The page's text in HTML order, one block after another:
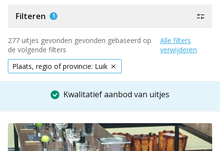
Filteren 1
277 uitjes gevonden gevonden gebaseerd op
de volgende filters
Alle filters
verwijderen
Plaats, regio of provincie: Luik
Kwalitatief aanbod van uitjes